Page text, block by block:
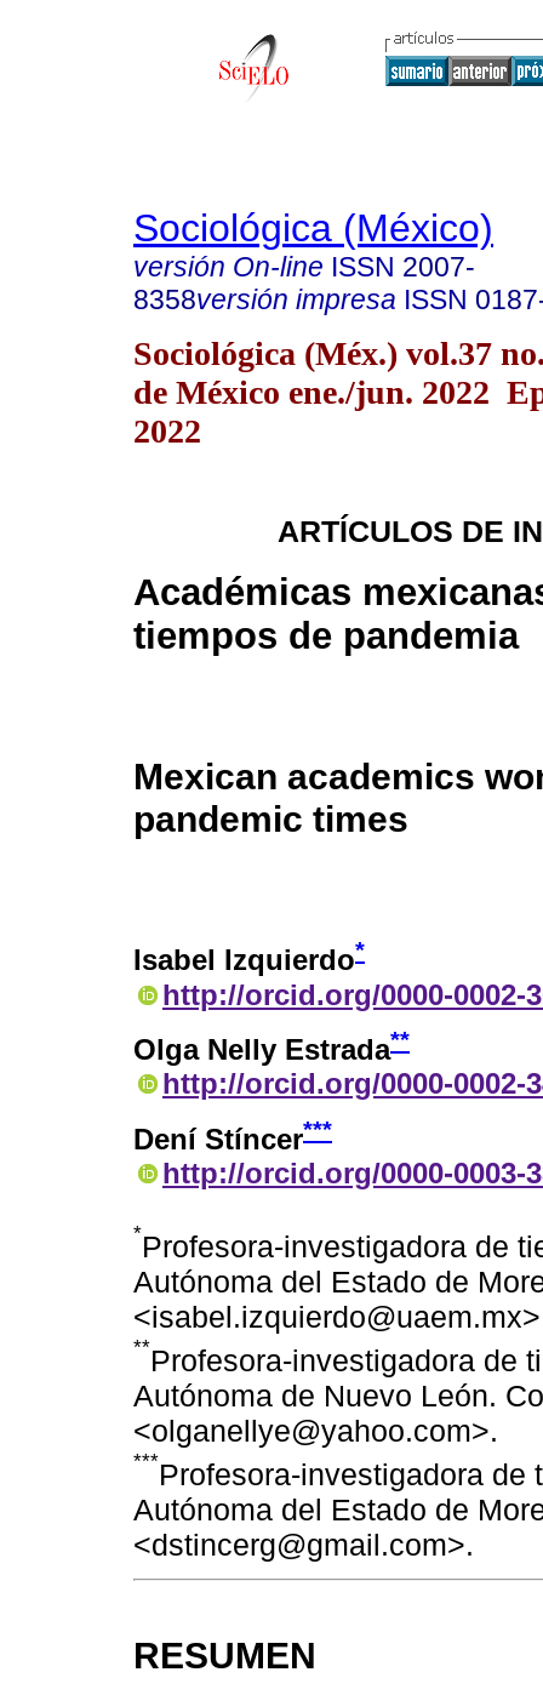
Sociológica (México)
versión On-line ISSN 2007-
8358versión impresa ISSN
Sociológica (Méx.) vol.37
de México ene./jun. 2022
2022
ARTÍCULOS DE
Académicas
tiempos de pandemia
Mexican academics
pandemic times
Isabel Izquierdo*
http://orcid.org/0000-0002-
Olga Nelly Estrada**
http://orcid.org/0000-0002-
Dení Stíncer***
http://orcid.org/0000-0003-
*Profesora-investigadora de
Autónoma del Estado de
**Profesora-investigadora de
Autónoma de Nuevo León.
<olganellye@yahoo.com>.
***Profesora-investigadora de
Autónoma del Estado de
<dstincerg@gmail.com>.
RESUMEN